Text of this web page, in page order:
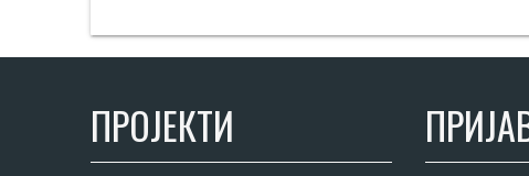
ПРОЈЕКТИ